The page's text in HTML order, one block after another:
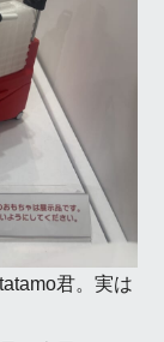
君。実は